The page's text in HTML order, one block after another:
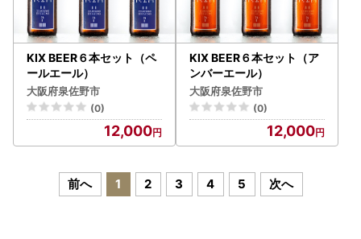
KIX BEER６本セット（ペ
ールエール）
大阪府泉佐野市
(0)
12,000
KIX BEER６本セット（ア
ンバーエール）
大阪府泉佐野市
(0)
12,000
前へ 1 2 3 4 5 次へ